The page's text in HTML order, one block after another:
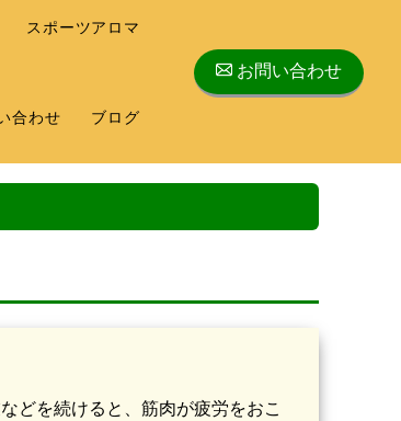
スポーツアロマ
合わせ ブログ
お問い合わせ
どを続けると、筋肉が疲労をおこ